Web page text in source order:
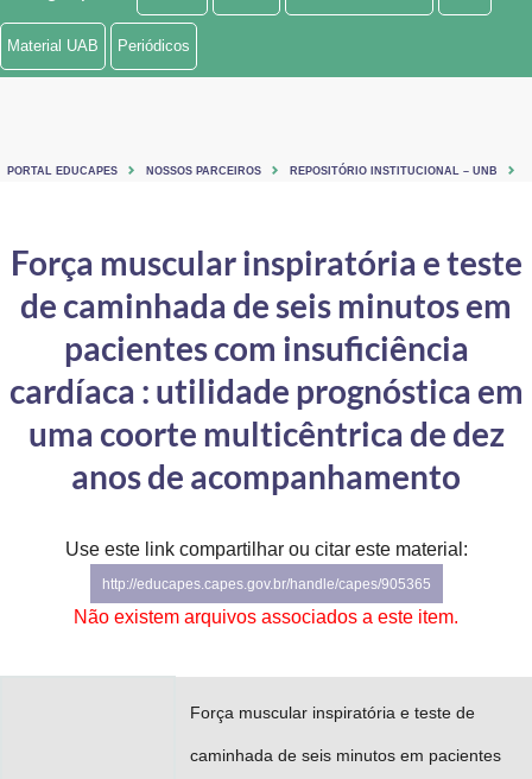
Ministério de Minas e Energia
Controladoria-Geral da União
Ministério da Mulher, da Família e dos Direitos Humanos
Secretaria-Geral
Secretaria de Governo
Advocacia-Geral da União
Banco Central do Brasil
Material UAB Periódicos
PORTAL EDUCAPES NOSSOS PARCEIROS REPOSITÓRIO INSTITUCIONAL – UNB
Força muscular inspiratória e teste
de caminhada de seis minutos em
pacientes com insuficiência
cardíaca : utilidade prognóstica em
uma coorte multicêntrica de dez
anos de acompanhamento
Use este link compartilhar ou citar este material:
http://educapes.capes.gov.br/handle/capes/905365
Não existem arquivos associados a este item.
Força muscular inspiratória e teste de
caminhada de seis minutos em pacientes